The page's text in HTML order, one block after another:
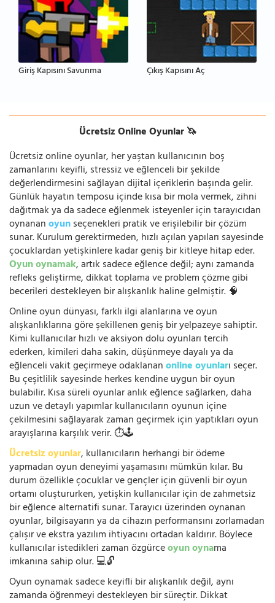
Giriş Kapısını Savunma Çıkış Kapısını Aç
Ücretsiz Online Oyunlar 🦄
Ücretsiz online oyunlar, her yaştan kullanıcının boş
zamanlarını keyifli, stressiz ve eğlenceli bir şekilde
değerlendirmesini sağlayan dijital içeriklerin başında gelir.
Günlük hayatın temposu içinde kısa bir mola vermek, zihni
dağıtmak ya da sadece eğlenmek isteyenler için tarayıcıdan
oynananoyunseçenekleri pratik ve erişilebilir bir çözüm
sunar. Kurulum gerektirmeden, hızlı açılan yapıları sayesinde
çocuklardan yetişkinlere kadar geniş bir kitleye hitap eder.
Oyun oynamak, artık sadece eğlence değil; aynı zamanda
refleks geliştirme, dikkat toplama ve problem çözme gibi
becerileri destekleyen bir alışkanlık haline gelmiştir. 🧠
Online oyun dünyası, farklı ilgi alanlarına ve oyun
alışkanlıklarına göre şekillenen geniş bir yelpazeye sahiptir.
Kimi kullanıcılar hızlı ve aksiyon dolu oyunları tercih
ederken, kimileri daha sakin, düşünmeye dayalı ya da
eğlenceli vakit geçirmeye odaklananonline oyunları seçer.
Bu çeşitlilik sayesinde herkes kendine uygun bir oyun
bulabilir. Kısa süreli oyunlar anlık eğlence sağlarken, daha
uzun ve detaylı yapımlar kullanıcıların oyunun içine
çekilmesini sağlayarak zaman geçirmek için yaptıkları oyun
arayışlarına karşılık verir. ⏱️🕹️
Ücretsiz oyunlar, kullanıcıların herhangi bir ödeme
yapmadan oyun deneyimi yaşamasını mümkün kılar. Bu
durum özellikle çocuklar ve gençler için güvenli bir oyun
ortamı oluştururken, yetişkin kullanıcılar için de zahmetsiz
bir eğlence alternatifi sunar. Tarayıcı üzerinden oynanan
oyunlar, bilgisayarın ya da cihazın performansını zorlamadan
çalışır ve ekstra yazılım ihtiyacını ortadan kaldırır. Böylece
kullanıcılar istedikleri zaman özgürceoyun oynama
imkanına sahip olur. 💻🔓
Oyun oynamak sadece keyifli bir alışkanlık değil, aynı
zamanda öğrenmeyi destekleyen bir süreçtir. Dikkat